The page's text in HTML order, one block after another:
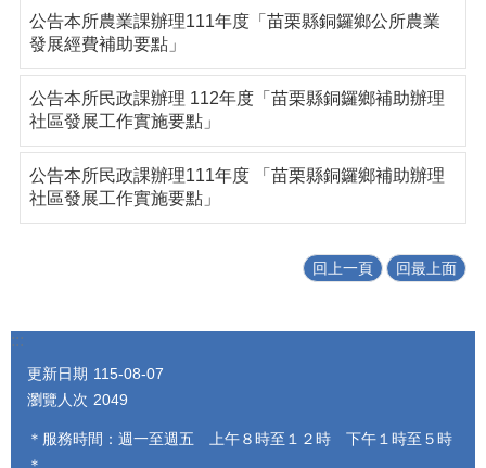
公告本所農業課辦理111年度「苗栗縣銅鑼鄉公所農業
發展經費補助要點」
公告本所民政課辦理 112年度「苗栗縣銅鑼鄉補助辦理
社區發展工作實施要點」
公告本所民政課辦理111年度 「苗栗縣銅鑼鄉補助辦理
社區發展工作實施要點」
回上一頁 回最上面
:::
更新日期 115-08-07
瀏覽人次 2049
＊服務時間：週一至週五 上午８時至１２時 下午１時至５時